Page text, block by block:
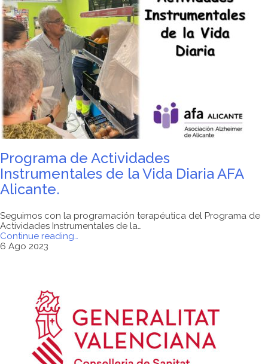
Diputación
Provincial
de
Alicante
a
AFA
Alicante.
Convocatoria
2023
actividades
de
promoción
de
la
a
través
del
libre."
Programa de Actividades
Instrumentales de la Vida Diaria AFA
Alicante.
Seguimos con la programación terapéutica del Programa de
Actividades Instrumentales de la…
Continue reading
Diaria
AFA
Alicante."
…
6 Ago 2023